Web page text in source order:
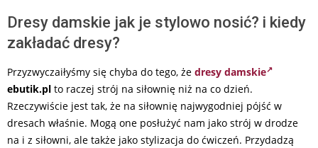
Dresy damskie jak je stylowo nosić? i kiedy
zakładać dresy?
Przyzwyczaiłyśmy się chyba do tego, że dresy damskie
ebutik.pl to raczej strój na siłownię niż na co dzień.
Rzeczywiście jest tak, że na siłownię najwygodniej pójść w
dresach właśnie. Mogą one posłużyć nam jako strój w drodze
na i z siłowni, ale także jako stylizacja do ćwiczeń. Przydadzą